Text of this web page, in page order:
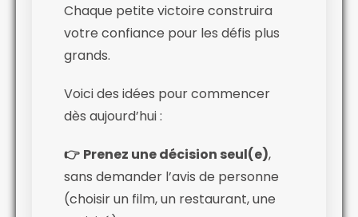
Chaque petite victoire construira
votre confiance pour les défis plus
grands.
Voici des idées pour commencer
dès aujourd’hui :
👉 Prenez une décision seul(e),
sans demander l’avis de personne
(choisir un film, un restaurant, une